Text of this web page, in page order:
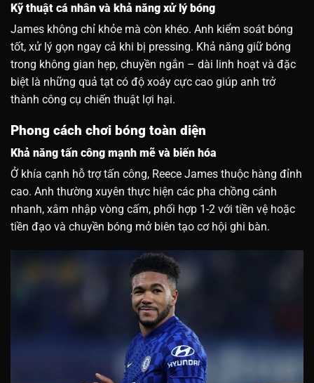
Kỹ thuật cá nhân và khả năng xử lý bóng
James không chỉ khỏe mà còn khéo. Anh kiểm soát bóng
tốt, xử lý gọn ngay cả khi bị pressing. Khả năng giữ bóng
trong không gian hẹp, chuyền ngắn – dài linh hoạt và đặc
biệt là những quả tạt có độ xoáy cực cao giúp anh trở
thành công cụ chiến thuật lợi hại.
Phong cách chơi bóng toàn diện
Khả năng tấn công mạnh mẽ và biến hóa
Ở khía cạnh hỗ trợ tấn công, Reece James thuộc hàng đỉnh
cao. Anh thường xuyên thực hiện các pha chồng cánh
nhanh, xâm nhập vòng cấm, phối hợp 1-2 với tiền vệ hoặc
tiền đạo và chuyền bóng mở biên tạo cơ hội ghi bàn.